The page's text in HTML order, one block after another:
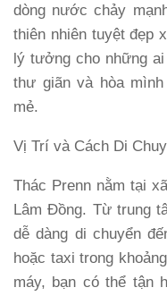
dòng nước chảy
thiên nhiên tuyệt đẹp
lý tưởng cho những
thư giãn và hòa
mẻ.
Vị Trí và Cách Di
Thác Prenn nằm tại
Lâm Đồng. Từ trung
dễ dàng di chuyển
hoặc taxi trong
máy, bạn có thể tận